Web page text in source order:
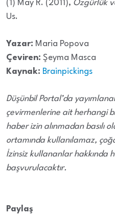
(1) May R. (2011), Özgürlük
Us.
Yazar: Maria Popova
Çeviren: Şeyma Masca
Kaynak: Brainpickings
Düşünbil Portal’da
çevirmenlerine ait herhangi
haber izin alınmadan basılı
ortamında kullanılamaz,
İzinsiz kullananlar hakkında
başvurulacaktır.
Paylaş